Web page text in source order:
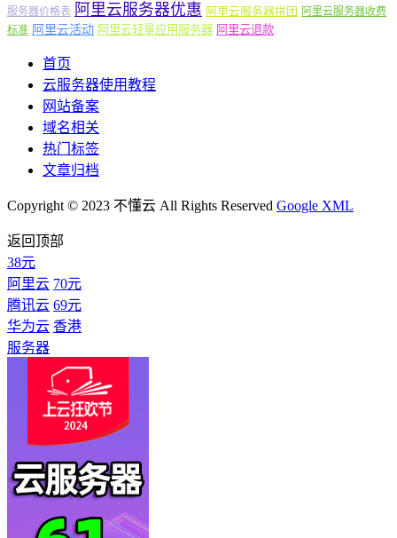
服务器价格表 阿里云服务器优惠 阿里云服务器拼团 阿里云服务器收费
标准 阿里云活动 阿里云轻量应用服务器 阿里云退款
首页
云服务器使用教程
网站备案
域名相关
热门标签
文章归档
Copyright © 2023 不懂云 All Rights Reserved Google XML
返回顶部
38元
阿里云 70元
腾讯云 69元
华为云 香港
服务器